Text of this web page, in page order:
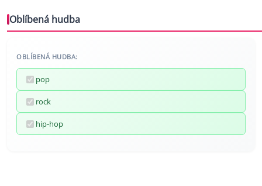
Oblíbená hudba
OBLÍBENÁ HUDBA:
pop
rock
hip-hop